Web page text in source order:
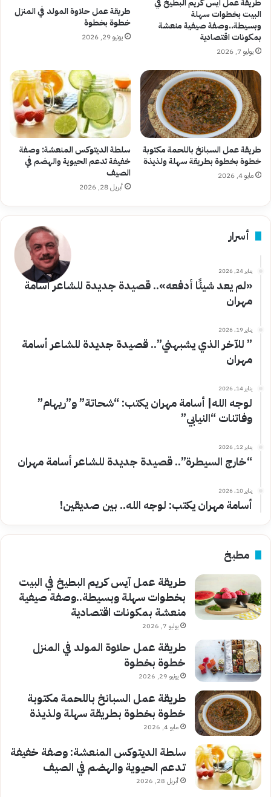
البيت بخطوات سهلة
وبسيطة..وصفة صيفية منعشة
بمكونات اقتصادية
يوليو 7, 2026
طريقة عمل حلاوة المولد في المنزل
خطوة بخطوة
يونيو 29, 2026
طريقة عمل السبانخ باللحمة مكتوبة
خطوة بخطوة بطريقة سهلة ولذيذة
مايو 4, 2026
سلطة الديتوكس المنعشة: وصفة
خفيفة تدعم الحيوية والهضم في
الصيف
أبريل 28, 2026
أسرار
يناير 24, 2026
«لم يعد شيئًا أدفعه».. قصيدة جديدة للشاعر أسامة
مهران
يناير 19, 2026
” للآخر الذي يشبهني”.. قصيدة جديدة للشاعر أسامة
مهران
يناير 14, 2026
لوجه الله| أسامة مهران يكتب: “شحاتة” و”ريهام”
وفاتنات “النيابي”
يناير 12, 2026
“خارج السيطرة”.. قصيدة جديدة للشاعر أسامة مهران
يناير 10, 2026
أسامة مهران يكتب: لوجه الله.. بين صديقين!
مطبخ
طريقة عمل آيس كريم البطيخ في البيت
بخطوات سهلة وبسيطة..وصفة صيفية
منعشة بمكونات اقتصادية
يوليو 7, 2026
طريقة عمل حلاوة المولد في المنزل
خطوة بخطوة
يونيو 29, 2026
طريقة عمل السبانخ باللحمة مكتوبة
خطوة بخطوة بطريقة سهلة ولذيذة
مايو 4, 2026
سلطة الديتوكس المنعشة: وصفة خفيفة
تدعم الحيوية والهضم في الصيف
أبريل 28, 2026